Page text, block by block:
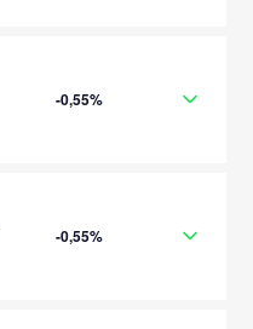
-0,55%
-0,55%